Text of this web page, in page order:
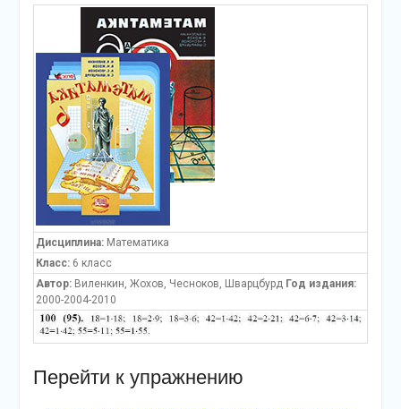
Дисциплина:Математика
Класс:6 класс
Автор:Виленкин, Жохов, Чесноков, Шварцбурд Год издания:
2000-2004-2010
Перейти к упражнению